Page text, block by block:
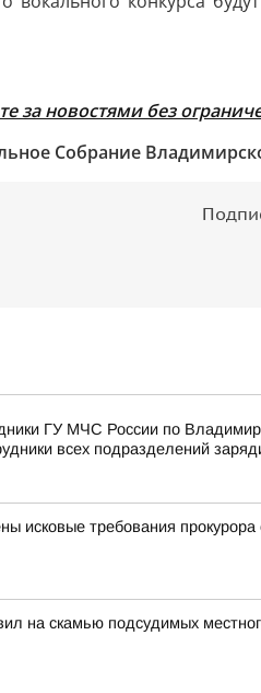
за новостями без
Собрание
ГУ МЧС России по
всех подразделений
исковые требования
на скамью подсудимых